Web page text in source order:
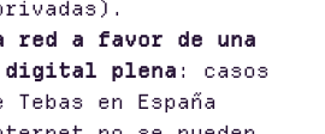
a favor de una
digital plena : casos
Tebas en España